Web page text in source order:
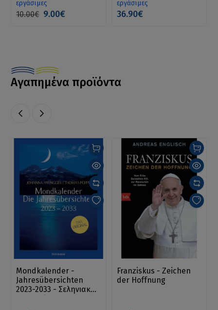
εργάσιμες
10.00€ 9.00€
εργάσιμες
36.90€
Αγαπημένα προϊόντα
Mondkalender -
Jahresübersichten
2023-2033 - Σεληνιακά
Franziskus - Zeichen
der Hoffnung